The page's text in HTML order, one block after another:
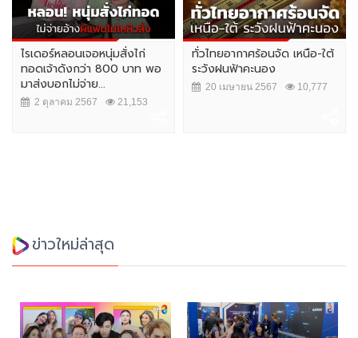
ไรเดอร์หลอนเจอหนุ่มสั่งไก่
ทอดเจ้าดังกว่า 800 บาท พอ
มาส่งบอกไม่จ่าย...
2 ตุลาคม 2567 21,153
ทั่วไทยอากาศร้อนจัด เหนือ-ใต้
ระวังฝนฟ้าคะนอง
20 เมษายน 2567 10,777
ข่าวใหม่ล่าสุด